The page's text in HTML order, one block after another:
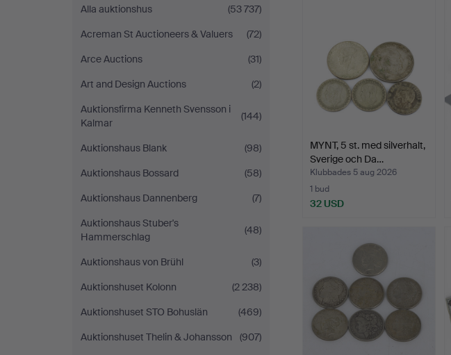
Alla auktionshus
(53 737)
Acreman St Auctioneers & Valuers
(72)
Arce Auctions
(31)
Art and Design Auctions
(2)
Auktionsfirma Kenneth Svensson i
Kalmar
(144)
Auktionshaus Blank
(98)
Auktionshaus Bossard
(58)
Auktionshaus Dannenberg
(7)
Auktionshaus Stuber's
Hammerschlag
(48)
Auktionshaus von Brühl
(3)
Auktionshuset Kolonn
(2 238)
Auktionshuset STO Bohuslän
(469)
Auktionshuset Thelin & Johansson
(907)
MYNT, 5 st. med silverhalt,
Sverige och Da…
Klubbades 5 aug 2026
1 bud
32 USD